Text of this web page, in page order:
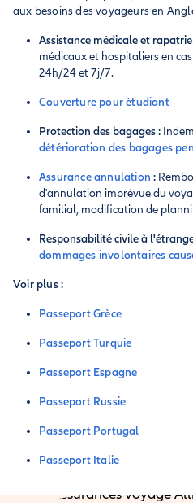
aux besoins des voyageurs en
Assistance médicale et
médicaux et hospitaliers en
24h/24 et 7j/7.
Couverture pour étudiant
Protection des bagages :
détérioration des bagages
Assurance annulation :
d'annulation imprévue du
familial, modification de
Responsabilité civile à
dommages involontaires
Voir plus :
Passeport Grèce
Passeport Turquie
Passeport Espagne
Passeport Russie
Passeport Portugal
Passeport Italie